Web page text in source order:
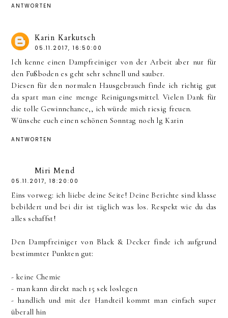
ANTWORTEN
Karin Karkutsch
05.11.2017, 16:50:00
Ich kenne einen Dampfreiniger von der Arbeit aber nur für
den Fußboden es geht sehr schnell und sauber.
Diesen für den normalen Hausgebrauch finde ich richtig gut
da spart man eine menge Reinigungsmittel. Vielen Dank für
die tolle Gewinnchance,, ich würde mich riesig freuen.
Wünsche euch einen schönen Sonntag noch lg Karin
ANTWORTEN
Miri Mend
05.11.2017, 18:20:00
Eins vorweg: ich liiebe deine Seite! Deine Berichte sind klasse
bebildert und bei dir ist täglich was los. Respekt wie du das
alles schaffst!
Den Dampfreiniger von Black & Decker finde ich aufgrund
bestimmter Punkten gut:
- keine Chemie
- man kann direkt nach 15 sek loslegen
- handlich und mit der Handteil kommt man einfach super
überall hin